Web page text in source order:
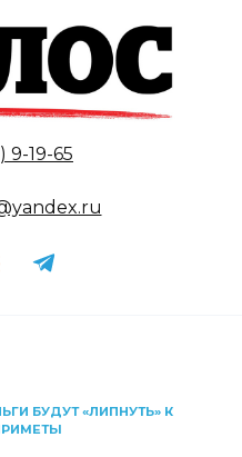
9-19-65
БУДУТ «ЛИПНУТЬ» К